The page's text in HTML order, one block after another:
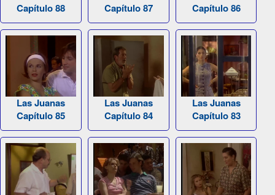
Capítulo 88
Capítulo 87
Capítulo 86
Las Juanas
Capítulo 85
Las Juanas
Capítulo 84
Las Juanas
Capítulo 83